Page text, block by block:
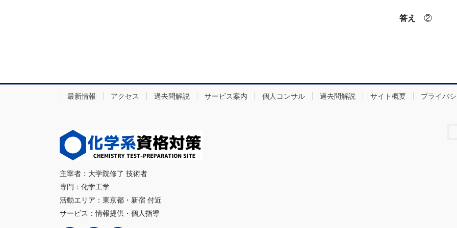
答え ②
最新情報 アクセス 過去問解説 サービス案内 個人コンサル 過去問解説 サイト概要 プライバ
主宰者：大学院修了 技術者
専門：化学工学
活動エリア：東京都・新宿 付近
サービス：情報提供・個人指導